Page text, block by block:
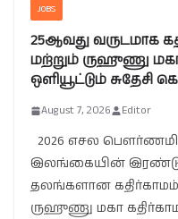
JOBS
25ஆவது வருடமாக
மற்றும் ருஹுணு
ஒளியூட்டும்
August 7, 2026 Editor
2026 எசல பௌர்ணமி
இலங்கையின் இரண்டு
தலங்களான கதிர்காமம்
ருஹுணு மகா